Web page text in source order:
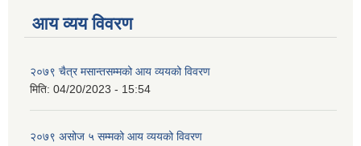
आय व्यय विवरण
२०७९ चैत्र मसान्तसम्मको आय व्ययको विवरण
मिति: 04/20/2023 - 15:54
२०७९ असोज ५ सम्मको आय व्ययको विवरण